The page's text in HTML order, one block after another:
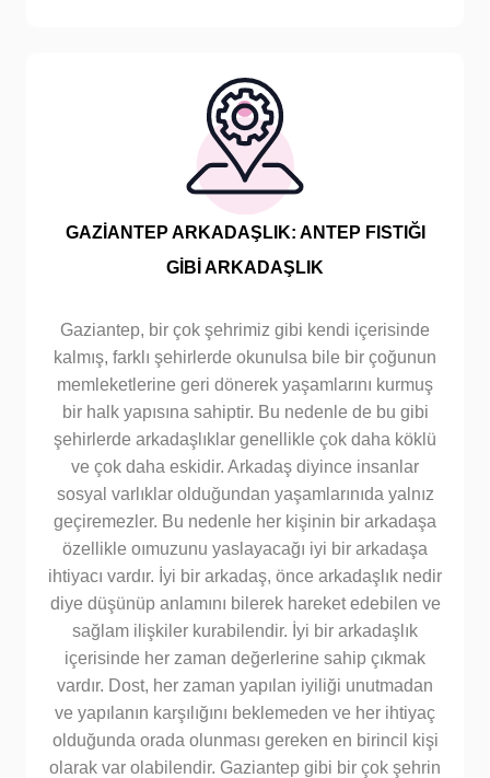
GAZİANTEP ARKADAŞLIK: ANTEP FISTIĞI
GİBİ ARKADAŞLIK
Gaziantep, bir çok şehrimiz gibi kendi içerisinde
kalmış, farklı şehirlerde okunulsa bile bir çoğunun
memleketlerine geri dönerek yaşamlarını kurmuş
bir halk yapısına sahiptir. Bu nedenle de bu gibi
şehirlerde arkadaşlıklar genellikle çok daha köklü
ve çok daha eskidir. Arkadaş diyince insanlar
sosyal varlıklar olduğundan yaşamlarınıda yalnız
geçiremezler. Bu nedenle her kişinin bir arkadaşa
özellikle oımuzunu yaslayacağı iyi bir arkadaşa
ihtiyacı vardır. İyi bir arkadaş, önce arkadaşlık nedir
diye düşünüp anlamını bilerek hareket edebilen ve
sağlam ilişkiler kurabilendir. İyi bir arkadaşlık
içerisinde her zaman değerlerine sahip çıkmak
vardır. Dost, her zaman yapılan iyiliği unutmadan
ve yapılanın karşılığını beklemeden ve her ihtiyaç
olduğunda orada olunması gereken en birincil kişi
olarak var olabilendir. Gaziantep gibi bir çok şehrin